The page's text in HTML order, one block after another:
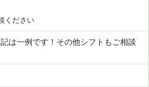
ください
は一例です！その他シフトもご相談